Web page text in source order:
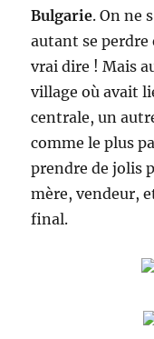
Bulgarie. On ne
autant se perdre
vrai dire ! Mais
village où avait
centrale, un
comme le plus
prendre de jolis
mère, vendeur,
final.